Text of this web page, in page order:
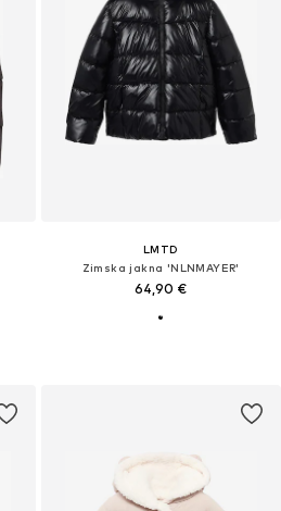
LMTD
Zimska jakna 'NLNMAYER'
64,90 €